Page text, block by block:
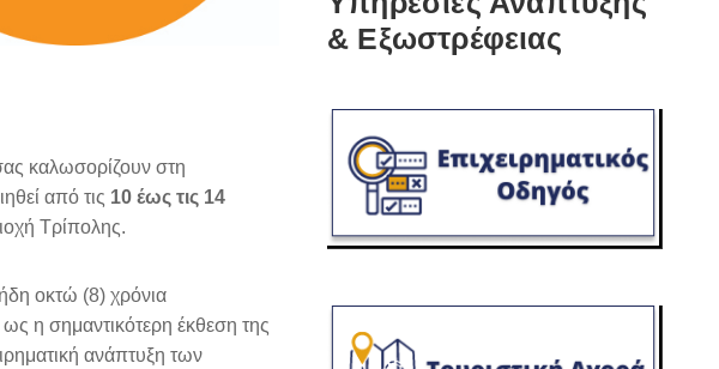
καλωσορίζουν στη
από τις 10 έως τις 14
Τρίπολης.
οκτώ (8) χρόνια
ως η σημαντικότερη έκθεση της
ανάπτυξη των
& Εξωστρέφειας